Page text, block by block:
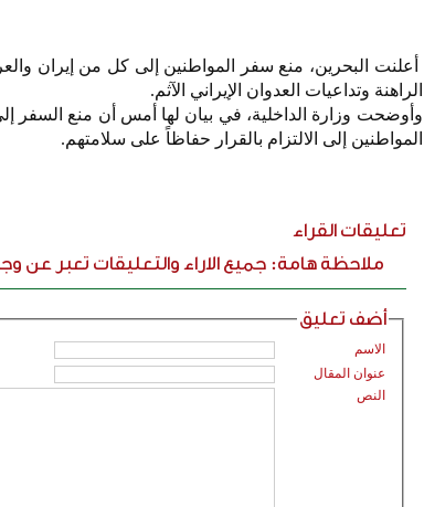
أعلنت البحرين، منع سفر المواطنين إلى كل من إيران
الراهنة وتداعيات العدوان الإيراني الآثم.
وأوضحت وزارة الداخلية، في بيان لها أمس أن منع السفر
المواطنين إلى الالتزام بالقرار حفاظاً على سلامتهم.
تعليقات القراء
ملاحظة هامة: جميع الاراء والتعليقات تعبر
أضف تعليق
الاسم
عنوان المقال
النص